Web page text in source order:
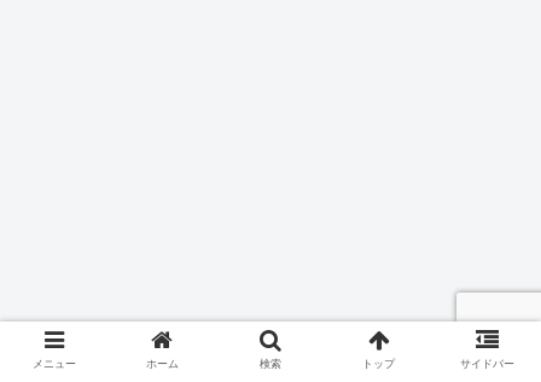
メニュー ホーム 検索 トップ サイドバー